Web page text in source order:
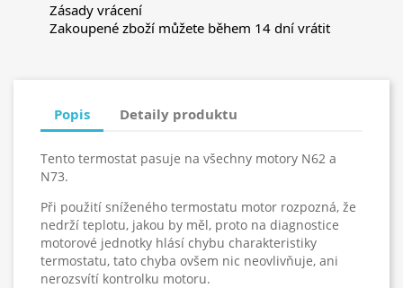
Zásady vrácení
Zakoupené zboží můžete během 14 dní vrátit
Popis Detaily produktu
Tento termostat pasuje na všechny motory N62 a
N73.
Při použití sníženého termostatu motor rozpozná, že
nedrží teplotu, jakou by měl, proto na diagnostice
motorové jednotky hlásí chybu charakteristiky
termostatu, tato chyba ovšem nic neovlivňuje, ani
nerozsvítí kontrolku motoru.